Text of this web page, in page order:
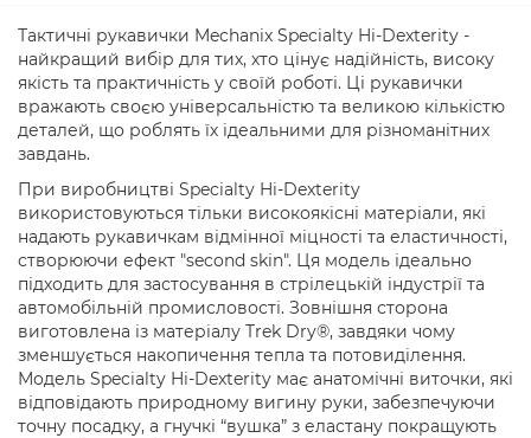
Тактичні рукавички Mechanix Specialty Hi-Dexterity -
найкращий вибір для тих, хто цінує надійність, високу
якість та практичність у своїй роботі. Ці рукавички
вражають своєю універсальністю та великою кількістю
деталей, що роблять їх ідеальними для різноманітних
завдань.
При виробництві Specialty Hi-Dexterity
використовуються тільки високоякісні матеріали, які
надають рукавичкам відмінної міцності та еластичності,
створюючи ефект "second skin". Ця модель ідеально
підходить для застосування в стрілецькій індустрії та
автомобільній промисловості. Зовнішня сторона
виготовлена із матеріалу Trek Dry®, завдяки чому
зменшується накопичення тепла та потовиділення.
Модель Specialty Hi-Dexterity має анатомічні виточки, які
відповідають природному вигину руки, забезпечуючи
точну посадку, а гнучкі “вушка” з еластану покращують